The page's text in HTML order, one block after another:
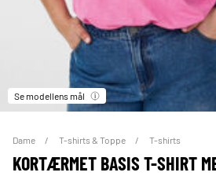
Se modellens mål
Dame T-shirts & Toppe T-shirts
KORTÆRMET BASIS T-SHIRT